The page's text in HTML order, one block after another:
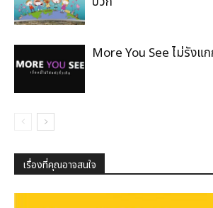
More You See ไม่รังแ
เรื่องที่คุณอาจสนใจ